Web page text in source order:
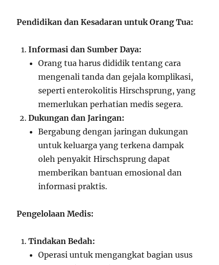
Pendidikan dan Kesadaran untuk Orang Tua:
Informasi dan Sumber Daya:
Orang tua harus dididik tentang cara
mengenali tanda dan gejala komplikasi,
seperti enterokolitis Hirschsprung, yang
memerlukan perhatian medis segera.
Dukungan dan Jaringan:
Bergabung dengan jaringan dukungan
untuk keluarga yang terkena dampak
oleh penyakit Hirschsprung dapat
memberikan bantuan emosional dan
informasi praktis.
Pengelolaan Medis:
Tindakan Bedah:
Operasi untuk mengangkat bagian usus